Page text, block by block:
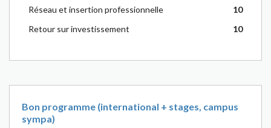
Réseau et insertion professionnelle
10
Retour sur investissement
10
Bon programme (international + stages, campus
sympa)